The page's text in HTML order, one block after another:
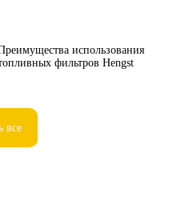
использования
фильтров Hengst
все